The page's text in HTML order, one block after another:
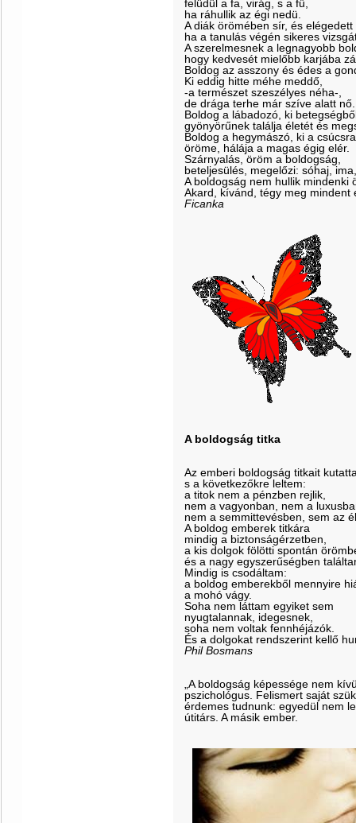
felüdül a fa, virág, s a fű,
ha ráhullik az égi nedü.
A diák örömében sír, és elégedett
ha a tanulás végén sikeres
A szerelmesnek a legnagyobb
hogy kedvesét mielőbb karjába
Boldog az asszony és édes a
Ki eddig hitte méhe meddő,
-a természet szeszélyes néha-,
de drága terhe már szíve alatt nő.
Boldog a lábadozó, ki
gyönyörűnek találja életét és
Boldog a hegymászó, ki a
öröme, hálája a magas égig elér.
Szárnyalás, öröm a boldogság,
beteljesülés, megelőzi: sóhaj,
A boldogság nem hullik mindenki
Akard, kívánd, tégy meg mindent
Ficanka
A boldogság titka
Az emberi boldogság titkait
s a következőkre leltem:
a titok nem a pénzben rejlik,
nem a vagyonban, nem a
nem a semmittevésben, sem az
A boldog emberek titkára
mindig a biztonságérzetben,
a kis dolgok fölötti spontán
és a nagy egyszerűségben
Mindig is csodáltam:
a boldog emberekből mennyire
a mohó vágy.
Soha nem láttam egyiket sem
nyugtalannak, idegesnek,
soha nem voltak fennhéjázók.
És a dolgokat rendszerint kellő
Phil Bosmans
„A boldogság képessége nem
pszichológus. Felismert saját
érdemes tudnunk: egyedül nem
útitárs. A másik ember.